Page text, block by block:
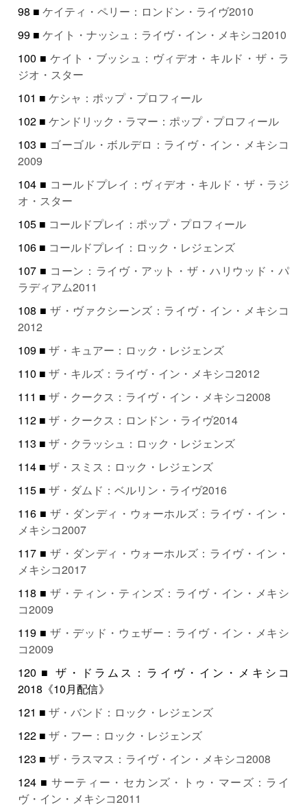
98 ■ケイティ・ペリー：ロンドン・ライヴ2010
99 ■ケイト・ナッシュ：ライヴ・イン・メキシコ2010
100 ■ケイト・ブッシュ：ヴィデオ・キルド・ザ・ラ
ジオ・スター
101 ■ケシャ：ポップ・プロフィール
102 ■ケンドリック・ラマー：ポップ・プロフィール
103 ■ ゴーゴル・ボルデロ：ライヴ・イン・メキシコ
2009
104 ■ コールドプレイ：ヴィデオ・キルド・ザ・ラジ
オ・スター
105 ■ コールドプレイ：ポップ・プロフィール
106 ■ コールドプレイ：ロック・レジェンズ
107 ■ コーン：ライヴ・アット・ザ・ハリウッド・パ
ラディアム2011
108 ■ザ・ヴァクシーンズ：ライヴ・イン・メキシコ
2012
109 ■ザ・キュアー：ロック・レジェンズ
110 ■ザ・キルズ：ライヴ・イン・メキシコ2012
111 ■ザ・クークス：ライヴ・イン・メキシコ2008
112 ■ザ・クークス：ロンドン・ライヴ2014
113 ■ザ・クラッシュ：ロック・レジェンズ
114 ■ザ・スミス：ロック・レジェンズ
115 ■ザ・ダムド：ベルリン・ライヴ2016
116 ■ザ・ダンディ・ウォーホルズ：ライヴ・イン・
メキシコ2007
117 ■ザ・ダンディ・ウォーホルズ：ライヴ・イン・
メキシコ2017
118 ■ザ・ティン・ティンズ：ライヴ・イン・メキシ
コ2009
119 ■ザ・デッド・ウェザー：ライヴ・イン・メキシ
コ2009
120 ■ ザ・ドラムス：ライヴ・イン・メキシコ
2018《10月配信》
121 ■ザ・バンド：ロック・レジェンズ
122 ■ザ・フー：ロック・レジェンズ
123 ■ザ・ラスマス：ライヴ・イン・メキシコ2008
124 ■サーティー・セカンズ・トゥ・マーズ：ライ
ヴ・イン・メキシコ2011